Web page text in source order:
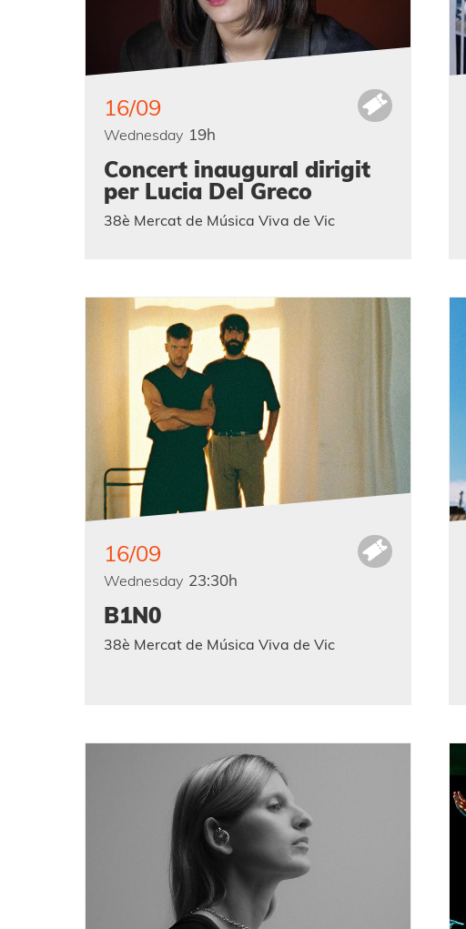
16/09
Wednesday 19h
Concert inaugural dirigit
per Lucia Del Greco
38è Mercat de Música Viva de Vic
16/09
Wednesday 23:30h
B1N0
38è Mercat de Música Viva de Vic